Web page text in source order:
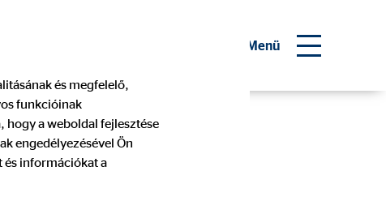
Menü
és megfelelő,
funkcióinak
hogy a weboldal fejlesztése
engedélyezésével Ön
és információkat a